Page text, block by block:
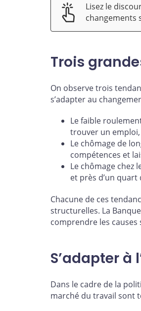
Lisez le
changements
Trois
On observe trois
s’adapter au
Le faible
trouver un
Le chômage de
compétences et
Le chômage chez
et près d’un
Chacune de ces
structurelles. La
comprendre les causes
S’adapter à
Dans le cadre de la
marché du travail sont